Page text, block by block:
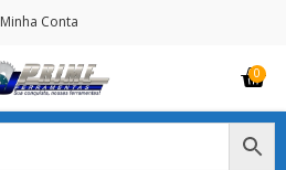
Minha Conta